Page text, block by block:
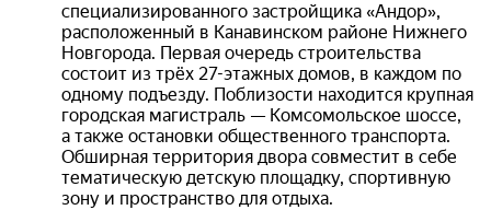
специализированного застройщика «Андор»,
расположенный в Канавинском районе Нижнего
Новгорода. Первая очередь строительства
состоит из трёх 27-этажных домов, в каждом по
одному подъезду. Поблизости находится крупная
городская магистраль — Комсомольское шоссе,
а также остановки общественного транспорта.
Обширная территория двора совместит в себе
тематическую детскую площадку, спортивную
зону и пространство для отдыха.